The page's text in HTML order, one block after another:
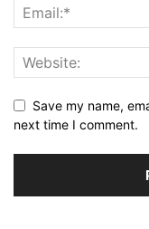
Save my name,
next time I comment.